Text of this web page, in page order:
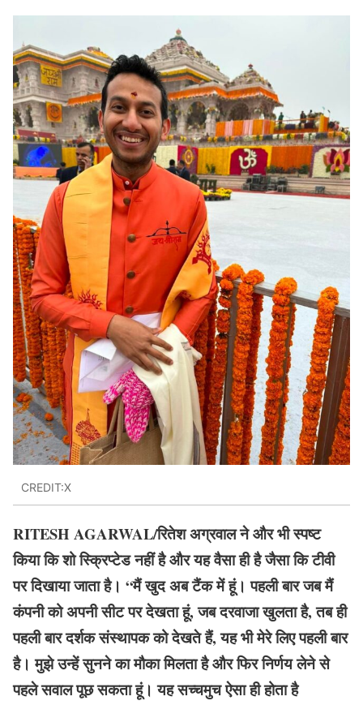
CREDIT:X
RITESH AGARWAL/रितेश अग्रवाल ने और भी स्पष्ट
किया कि शो स्क्रिप्टेड नहीं है और यह वैसा ही है जैसा कि टीवी
पर दिखाया जाता है। “मैं खुद अब टैंक में हूं। पहली बार जब मैं
कंपनी को अपनी सीट पर देखता हूं, जब दरवाजा खुलता है, तब ही
पहली बार दर्शक संस्थापक को देखते हैं, यह भी मेरे लिए पहली बार
है। मुझे उन्हें सुनने का मौका मिलता है और फिर निर्णय लेने से
पहले सवाल पूछ सकता हूं। यह सच्चमुच ऐसा ही होता है